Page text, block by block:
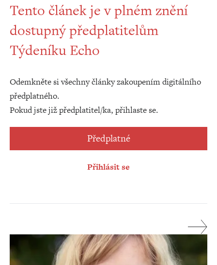
Tento článek je v plném znění
dostupný předplatitelům
Týdeníku Echo
Odemkněte si všechny články zakoupením digitálního
předplatného.
Pokud jste již předplatitel/ka, přihlaste se.
Předplatné
Přihlásit se